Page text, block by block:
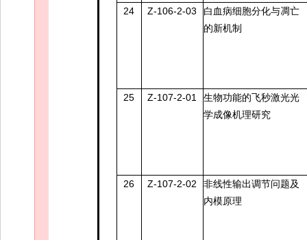
24 Z-106-2-03
白血病细胞分化与凋亡
的新机制
25 Z-107-2-01
生物功能的飞秒激光光
学成像机理研究
26 Z-107-2-02
非线性输出调节问题及
内模原理